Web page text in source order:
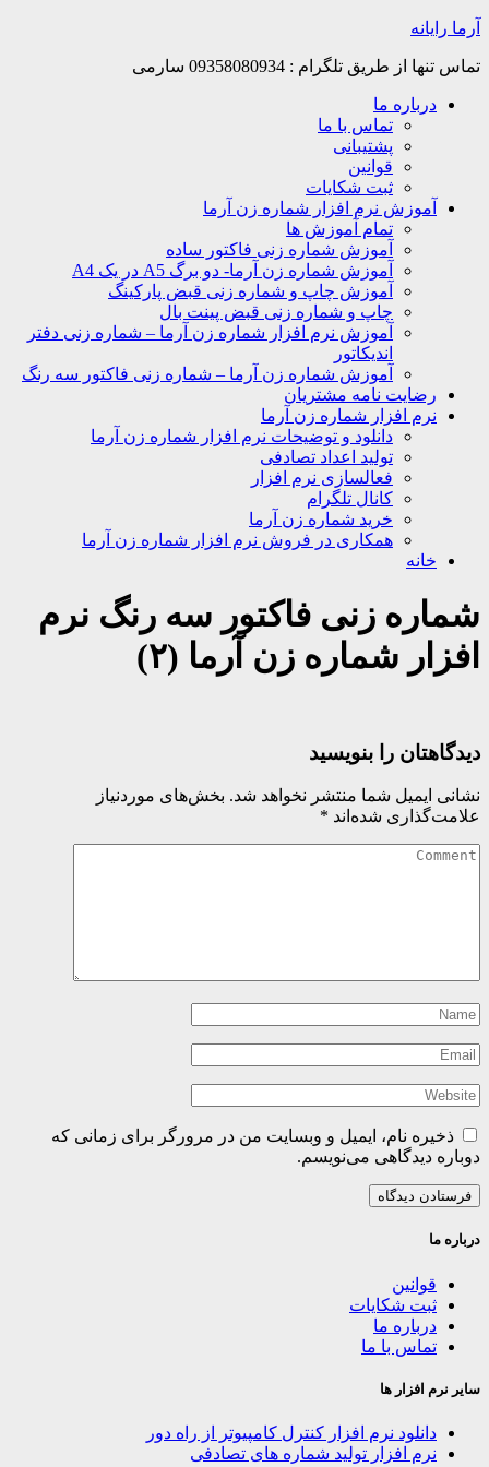
Skip
content
آرما رایانه
تماس تنها از طریق تلگرام : 09358080934 سارمی
درباره ما
تماس با ما
پشتیبانی
قوانین
ثبت شکایات
آموزش نرم افزار شماره زن آرما
تمام آموزش ها
آموزش شماره زنی فاکتور ساده
آموزش شماره زن آرما- دو برگ A5 در یک A4
آموزش چاپ و شماره زنی قبض پارکینگ
چاپ و شماره زنی قبض پینت بال
آموزش نرم افزار شماره زن آرما – شماره زنی دفتر
اندیکاتور
آموزش شماره زن آرما – شماره زنی فاکتور سه رنگ
رضایت نامه مشتریان
نرم افزار شماره زن آرما
دانلود و توضیحات نرم افزار شماره زن آرما
تولید اعداد تصادفی
فعالسازی نرم افزار
کانال تلگرام
خرید شماره زن آرما
همکاری در فروش نرم افزار شماره زن آرما
خانه
شماره زنی فاکتور سه رنگ نرم
افزار شماره زن آرما (۲)
دیدگاهتان را بنویسید
نشانی ایمیل شما منتشر نخواهد شد. بخش‌های موردنیاز
علامت‌گذاری شده‌اند *
ذخیره نام، ایمیل و وبسایت من در مرورگر برای زمانی که
دوباره دیدگاهی می‌نویسم.
درباره ما
قوانین
ثبت شکایات
درباره ما
تماس با ما
سایر نرم افزار ها
دانلود نرم افزار کنترل کامپیوتر از راه دور
نرم افزار تولید شماره های تصادفی